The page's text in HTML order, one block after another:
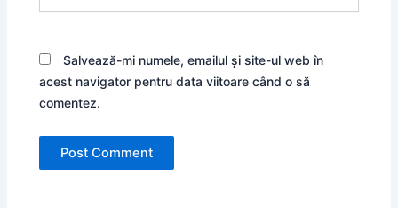
Salvează-mi numele, emailul și site-ul web în
acest navigator pentru data viitoare când o să
comentez.